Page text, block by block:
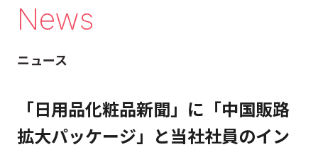
News
ニュース
「日用品化粧品新聞」に「中国販路
拡大パッケージ」と当社社員のイン